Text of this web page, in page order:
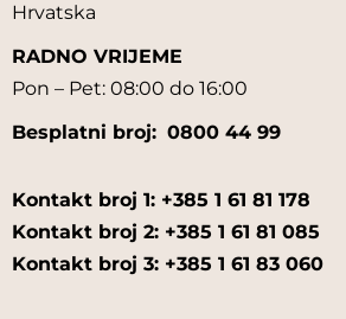
Hrvatska
RADNO VRIJEME
Pon – Pet: 08:00 do 16:00
Besplatni broj: 0800 44 99
Kontakt broj 1: +385 1 61 81 178
Kontakt broj 2: +385 1 61 81 085
Kontakt broj 3: +385 1 61 83 060